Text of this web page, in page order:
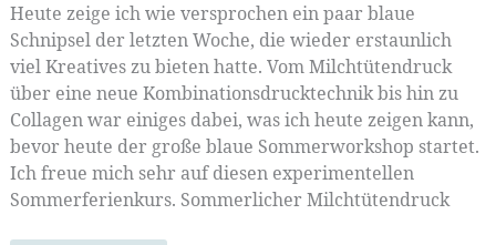
Heute zeige ich wie versprochen ein paar blaue
Schnipsel der letzten Woche, die wieder erstaunlich
viel Kreatives zu bieten hatte. Vom Milchtütendruck
über eine neue Kombinationsdrucktechnik bis hin zu
Collagen war einiges dabei, was ich heute zeigen kann,
bevor heute der große blaue Sommerworkshop startet.
Ich freue mich sehr auf diesen experimentellen
Sommerferienkurs. Sommerlicher Milchtütendruck